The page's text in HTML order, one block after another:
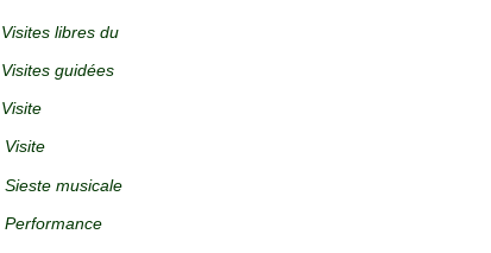
Visites libres du
Visites guidées
Visite
Visite
Sieste musicale
Performance